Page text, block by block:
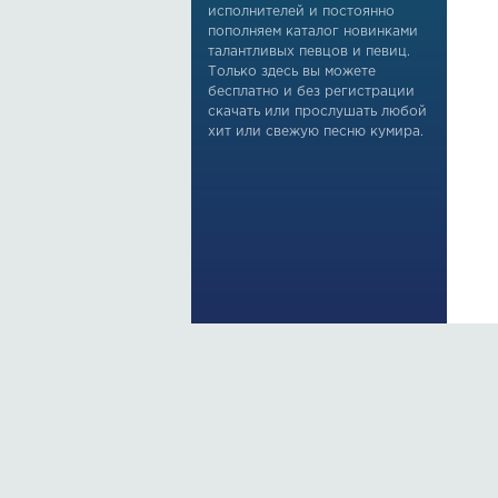
исполнителей и постоянно
пополняем каталог новинками
талантливых певцов и певиц.
Только здесь вы можете
бесплатно и без регистрации
скачать или прослушать любой
хит или свежую песню кумира.